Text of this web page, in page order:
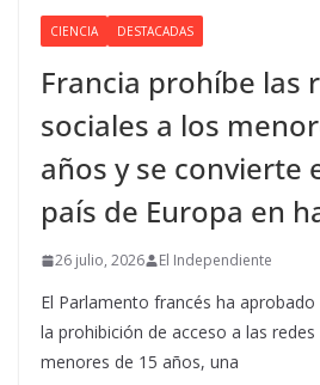
CIENCIA DESTACADAS
Francia prohíbe las
sociales a los
años y se convierte
país de Europa en
26 julio, 2026 El Independiente
El Parlamento francés ha
la prohibición de acceso a las
menores de 15 años, una